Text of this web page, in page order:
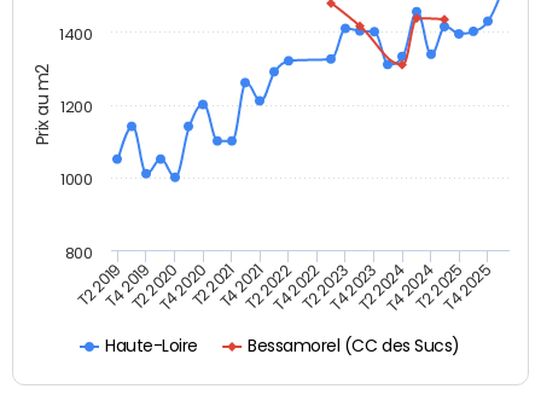
Prix au m2
Haute-Loire Bessamorel (CC des Sucs)
T2 2019T4 2019T2 2020T4 2020T2 2021T4 2021T2 2022T4 2022T2 2023T4 2023T2 2024T4 2024T2 2025T4 2025
800
1000
1200
1400